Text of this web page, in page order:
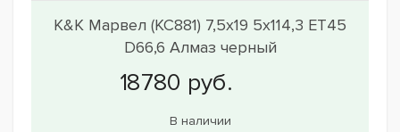
K&K Марвел (КС881) 7,5x19 5x114,3 ET45
D66,6 Алмаз черный
В наличии